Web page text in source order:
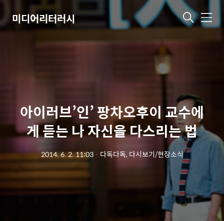
미디어리터러시 메
뉴
아이러브’인’ 팡차오후이 교수에
게 듣는 나 자신을 다스리는 법
2014. 6. 2. 11:03ㆍ 다독다독, 다시보기/현장소식